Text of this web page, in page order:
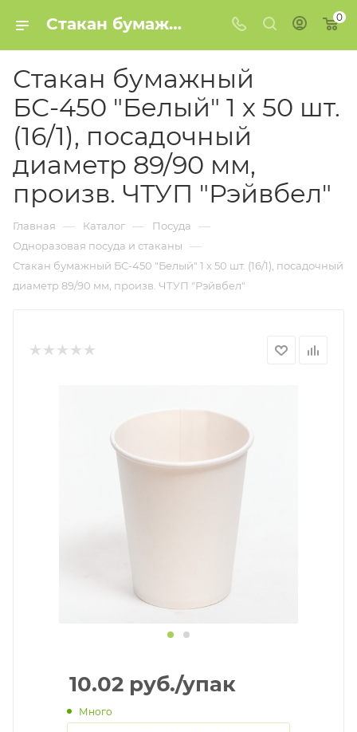
Стакан бумажный БС-450 "Белый" 1 х 50 шт. (16/1), посадочный диаметр 89/90 мм, произв. ЧТУП "Рэйвбел" купить в Минске 0
Стакан бумажный
БС-450 "Белый" 1 х 50 шт.
(16/1), посадочный
диаметр 89/90 мм,
произв. ЧТУП "Рэйвбел"
Главная — Каталог — Посуда —
Одноразовая посуда и стаканы —
Стакан бумажный БС-450 "Белый" 1 х 50 шт. (16/1), посадочный
диаметр 89/90 мм, произв. ЧТУП "Рэйвбел"
10.02 руб./упак
Много